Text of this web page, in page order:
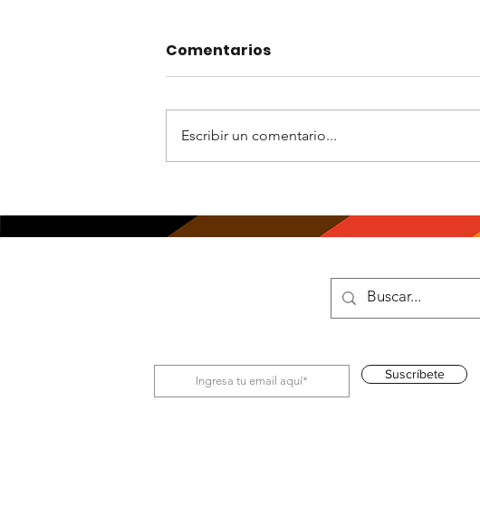
son un peligro. Legislar
sin sustento ni
Comentarios
Escribir un comentario...
Suscríbete